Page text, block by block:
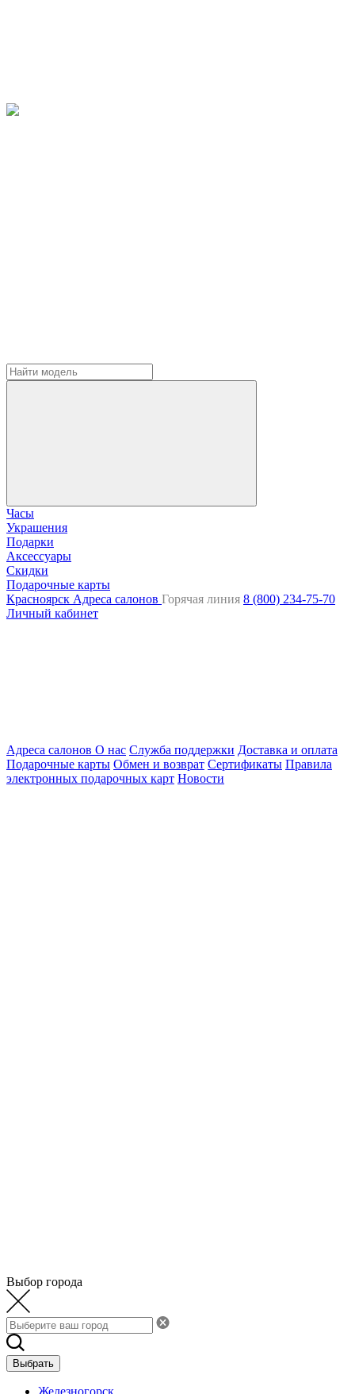
Часы
Украшения
Подарки
Аксессуары
Скидки
Подарочные карты
Красноярск Адреса салонов Горячая линия 8 (800) 234-75-70
Личный кабинет
Адреса салонов О нас Служба поддержки Доставка и оплата
Подарочные карты Обмен и возврат Сертификаты Правила
электронных подарочных карт Новости
Выбор города
Выбрать
Железногорск